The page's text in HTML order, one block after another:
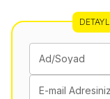
Ad/Soyad
E-mail Adresiniz